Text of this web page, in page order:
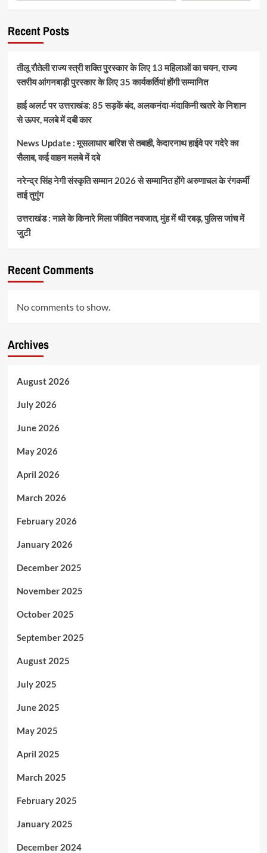
Recent Posts
तीलू रौतेली राज्य स्त्री शक्ति पुरस्कार के लिए 13 महिलाओं का चयन, राज्य
स्तरीय आंगनबाड़ी पुरस्कार के लिए 35 कार्यकर्तियां होंगी सम्मानित
हाई अलर्ट पर उत्तराखंड: 85 सड़कें बंद, अलकनंदा-मंदाकिनी खतरे के निशान
से ऊपर, मलबे में दबी कार
News Update : मूसलाधार बारिश से तबाही, केदारनाथ हाईवे पर गदेरे का
सैलाब, कई वाहन मलबे में दबे
नरेन्द्र सिंह नेगी संस्कृति सम्मान 2026 से सम्मानित होंगे अरुणाचल के रंगकर्मी
ताई तुगुंग
उत्तराखंड : नाले के किनारे मिला जीवित नवजात, मुंह में थी रबड़, पुलिस जांच में
जुटी
Recent Comments
No comments to show.
Archives
August 2026
July 2026
June 2026
May 2026
April 2026
March 2026
February 2026
January 2026
December 2025
November 2025
October 2025
September 2025
August 2025
July 2025
June 2025
May 2025
April 2025
March 2025
February 2025
January 2025
December 2024